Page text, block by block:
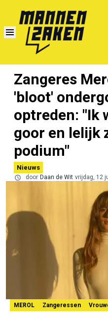
Zangeres
'bloot'
optreden: "Ik
goor en lelijk
podium"
Nieuws
door Daan de Wit vrijdag, 12
MEROL Zangeressen